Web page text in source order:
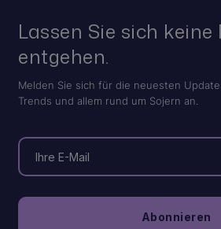
Lassen Sie sich
entgehen.
Melden Sie sich für die neuesten
Trends und allem rund um Sojern an.